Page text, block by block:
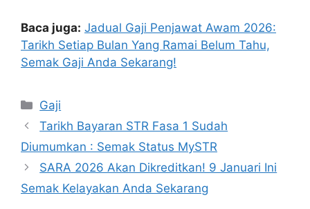
Baca juga: Jadual Gaji Penjawat Awam 2026:
Tarikh Setiap Bulan Yang Ramai Belum Tahu,
Semak Gaji Anda Sekarang!
Categories
Gaji
Tarikh Bayaran STR Fasa 1 Sudah
Diumumkan : Semak Status MySTR
SARA 2026 Akan Dikreditkan! 9 Januari Ini
Semak Kelayakan Anda Sekarang